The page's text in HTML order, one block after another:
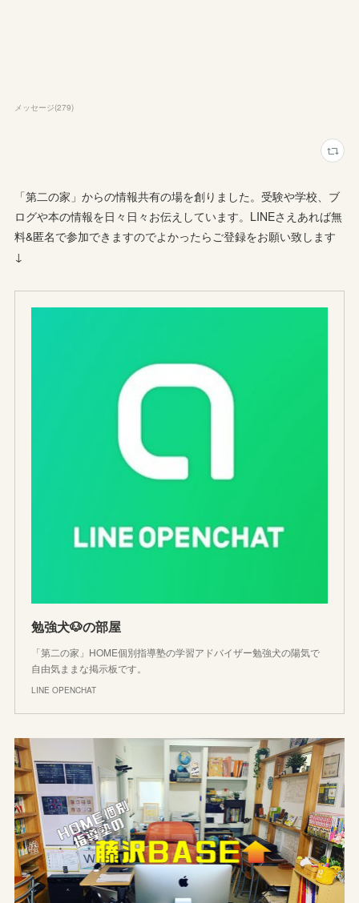
メッセージ(279)
「第二の家」からの情報共有の場を創りました。受験や学校、ブ
ログや本の情報を日々日々お伝えしています。LINEさえあれば無
料&匿名で参加できますのでよかったらご登録をお願い致します
↓
勉強犬🐶の部屋
「第二の家」HOME個別指導塾の学習アドバイザー勉強犬の陽気で
自由気ままな掲示板です。
LINE OPENCHAT